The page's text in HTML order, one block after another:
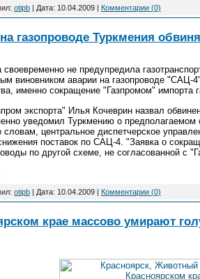
otipb | Дата: 10.04.2009 | Комментарии (0)
газопроводе Туркмения
своевременно не предупредила
виновником аварии на газопроводе
именно сокращение "Газпромом" импорта
экспорта" Илья Кочеврин назвал
уведомил Туркмению о предполагаемом
словам, центральное диспетчерское
поставок по САЦ-4. "Заявка о
по другой схеме, не согласованной с
otipb | Дата: 10.04.2009 | Комментарии (0)
крае массово умирают